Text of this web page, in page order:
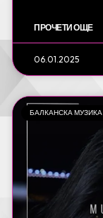
ПРОЧЕТИ ОЩЕ
06.01.2025
БАЛКАНСКА МУЗИКА